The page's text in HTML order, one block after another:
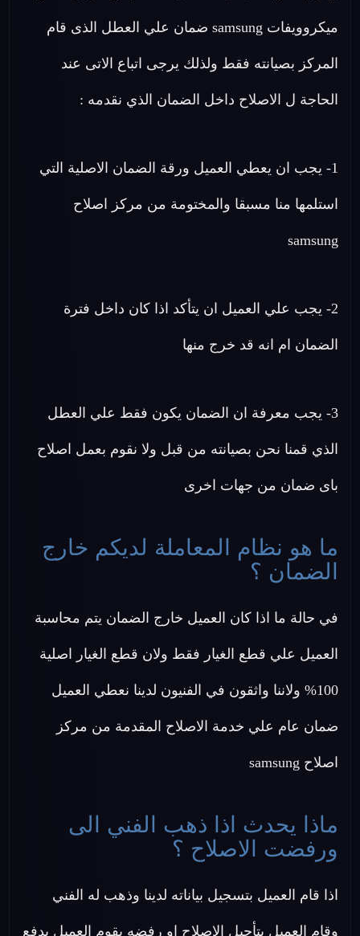
ميكروويفات samsung ضمان علي العطل الذى قام
المركز بصيانته فقط ولذلك يرجى اتباع الاتى عند
الحاجة ل الاصلاح داخل الضمان الذي نقدمه :
1- يجب ان يعطي العميل ورقة الضمان الاصلية التي
استلمها منا مسبقا والمختومة من مركز اصلاح
samsung
2- يجب علي العميل ان يتأكد اذا كان داخل فترة
الضمان ام انه قد خرج منها
3- يجب معرفة ان الضمان يكون فقط علي العطل
الذي قمنا نحن بصيانته من قبل ولا نقوم بعمل اصلاح
باى ضمان من جهات اخرى
ما هو نظام المعاملة لديكم خارج
الضمان ؟
في حالة ما اذا كان العميل خارج الضمان يتم محاسبة
العميل علي قطع الغيار فقط ولان قطع الغيار اصلية
100% ولاننا واثقون في الفنيون لدينا نعطي العميل
ضمان عام علي خدمة الاصلاح المقدمة من مركز
اصلاح samsung
ماذا يحدث اذا ذهب الفني الى
ورفضت الاصلاح ؟
اذا قام العميل بتسجيل بياناته لدينا وذهب له الفني
وقام العميل بتأجيل الإصلاح او رفضه يقوم العميل بدفع